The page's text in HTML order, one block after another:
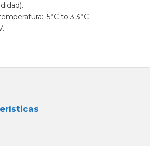
.5°C to 3.3°C